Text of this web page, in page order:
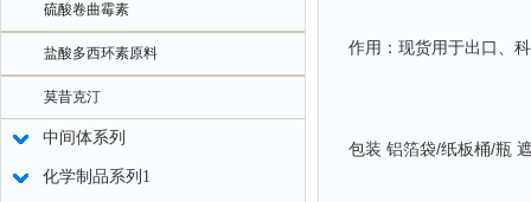
硫酸卷曲霉素
盐酸多西环素原料
莫昔克汀
中间体系列
化学制品系列1
作用：现货用于出口、
包装 铝箔袋/纸板桶/瓶